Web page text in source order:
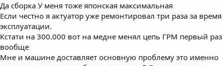
Да сборка У меня тоже японская максимальная
Если честно я актуатор уже ремонтировал три раза за время
эксплуатации.
Кстати на 300.000 вот на медне менял цепь ГРМ первый раз
вообще
Мне и машине доставляет основную проблему это именно